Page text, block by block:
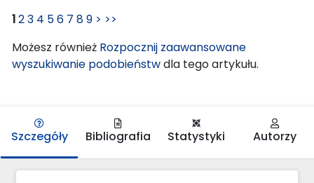
123 4 56 7 89 > >>
Możesz również Rozpocznij zaawansowane
wyszukiwanie podobieństwdla tego artykułu.
Szczegóły Bibliografia Statystyki Autorzy